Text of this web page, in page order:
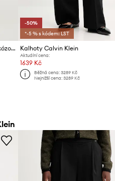
Calvin Klein kalhoty dámské s viskózou
-50%
*-5 % s kódem: LST
Kalhoty Calvin Klein
Aktuální cena:
1639 Kč
Běžná cena: 3289 Kč
Nejnižší cena: 3289 Kč